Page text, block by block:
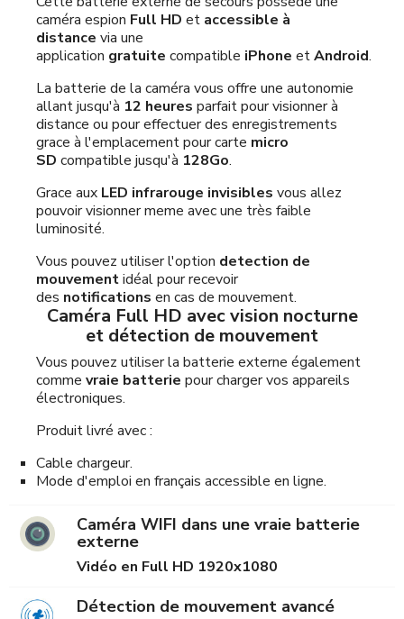
caméra espion Full HD et accessible à
distance via une
application gratuite compatible iPhone etAndroid.
La batterie de la caméra vous offre une autonomie
allant jusqu'à 12 heures parfait pour visionner à
distance ou pour effectuer des enregistrements
grace à l'emplacement pour carte micro
SD compatible jusqu'à 128Go.
Grace aux LED infrarouge invisibles vous allez
pouvoir visionner meme avec une très faible
luminosité.
Vous pouvez utiliser l'option detection de
mouvementidéal pour recevoir
des notifications en cas de mouvement.
Caméra Full HD avec vision nocturne
et détection de mouvement
Vous pouvez utiliser la batterie externe également
comme vraie batterie pour charger vos appareils
électroniques.
Produit livré avec :
Cable chargeur.
Mode d'emploi en français accessible en ligne.
Caméra WIFI dans une vraie batterie
externe
Vidéo en Full HD 1920x1080
Détection de mouvement avancé